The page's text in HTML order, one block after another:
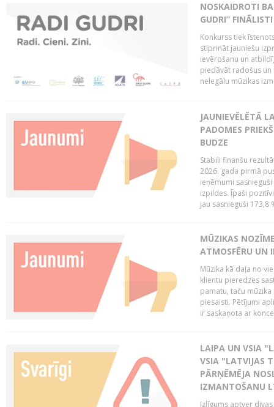
NOSKAIDROTI
GUDRI” FINĀLISTI
Konkurss tiek
stiprināt jauniešu
ievērošanu un
piedāvāt radošus
nelegālu mūzikas
JAUNIEVĒLĒTĀ
PADOMES
BUDZE
Stabili finanšu
2026. gada pirmā
ieņēmumi
izpildes. Īpaši
jau sasnieguši 173,8
MŪZIKAS
ATMOSFĒRU UN
Mūzika kā daļa no
klientu pieredzes
pamatu, taču
piesaisti. Pētījumi
ir saskaņota ar
LAIPA UN VSIA
VSIA "LATVIJAS
PĀRŅĒMĒJA
IZMANTOŠANU
Izlīgums aptver